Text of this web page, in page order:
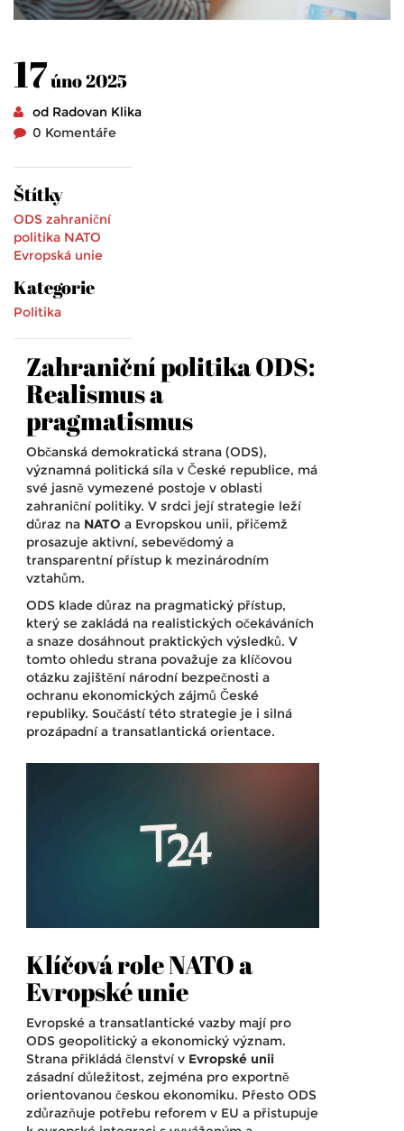
17úno 2025
od Radovan Klika
0 Komentáře
Štítky
ODS zahraniční
politika NATO
Evropská unie
Kategorie
Politika
Zahraniční politika ODS:
Realismus a
pragmatismus
Občanská demokratická strana (ODS),
významná politická síla v České republice, má
své jasně vymezené postoje v oblasti
zahraniční politiky. V srdci její strategie leží
důraz na NATO a Evropskou unii, přičemž
prosazuje aktivní, sebevědomý a
transparentní přístup k mezinárodním
vztahům.
ODS klade důraz na pragmatický přístup,
který se zakládá na realistických očekáváních
a snaze dosáhnout praktických výsledků. V
tomto ohledu strana považuje za klíčovou
otázku zajištění národní bezpečnosti a
ochranu ekonomických zájmů České
republiky. Součástí této strategie je i silná
prozápadní a transatlantická orientace.
Klíčová role NATO a
Evropské unie
Evropské a transatlantické vazby mají pro
ODS geopolitický a ekonomický význam.
Strana přikládá členství v Evropské unii
zásadní důležitost, zejména pro exportně
orientovanou českou ekonomiku. Přesto ODS
zdůrazňuje potřebu reforem v EU a přistupuje